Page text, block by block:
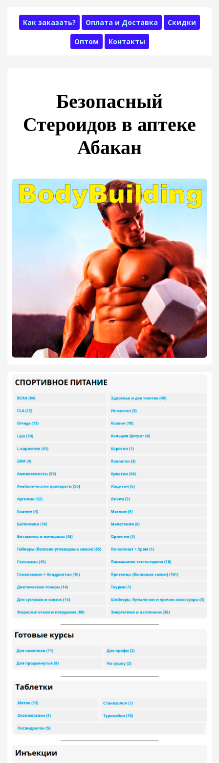
Как заказать? Оплата и Доставка Скидки
Оптом Контакты
Безопасный
Стероидов в аптеке
Абакан